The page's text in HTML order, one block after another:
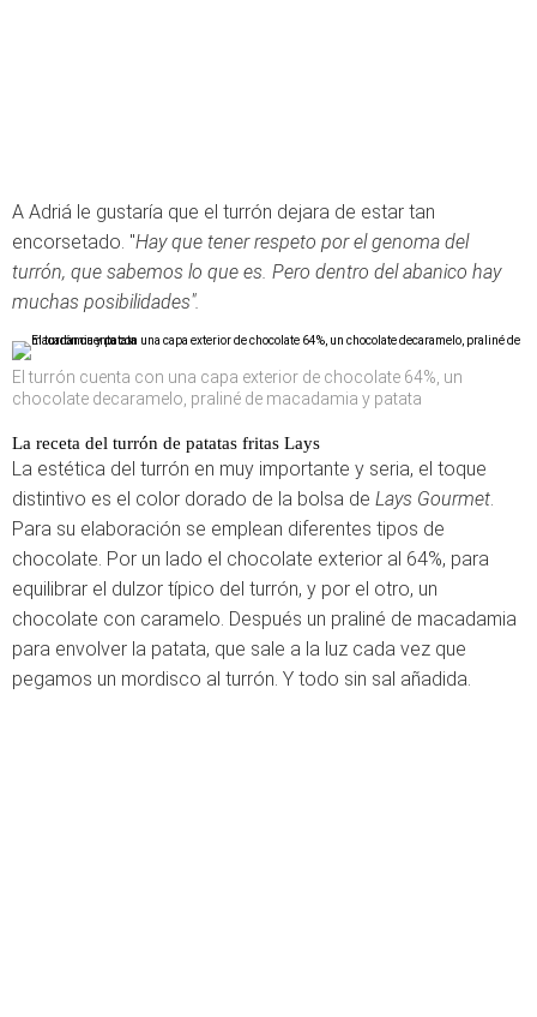
A Adriá le gustaría que el turrón dejara de estar tan
encorsetado. "Hay que tener respeto por el genoma del
turrón, que sabemos lo que es. Pero dentro del abanico hay
muchas posibilidades".
El turrón cuenta con una capa exterior de chocolate 64%, un
chocolate decaramelo, praliné de macadamia y patata
La receta del turrón de patatas fritas Lays
La estética del turrón en muy importante y seria, el toque
distintivo es el color dorado de la bolsa de Lays Gourmet.
Para su elaboración se emplean diferentes tipos de
chocolate. Por un lado el chocolate exterior al 64%, para
equilibrar el dulzor típico del turrón, y por el otro, un
chocolate con caramelo. Después un praliné de macadamia
para envolver la patata, que sale a la luz cada vez que
pegamos un mordisco al turrón. Y todo sin sal añadida.